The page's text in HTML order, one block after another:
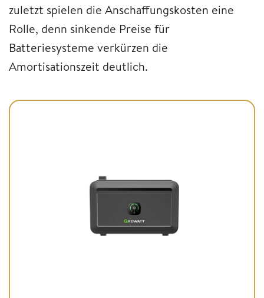
zuletzt spielen die Anschaffungskosten eine
Rolle, denn sinkende Preise für
Batteriesysteme verkürzen die
Amortisationszeit deutlich.